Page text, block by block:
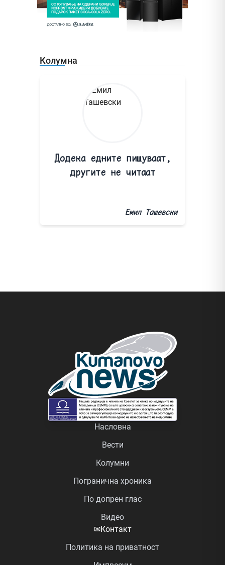
Колумна
Додека едните пишуваат,
другите не читаат
Емил Ташевски
Насловна
Вести
Колумни
Погранична хроника
По допрен глас
Видео
✉Контакт
Политика на приватност